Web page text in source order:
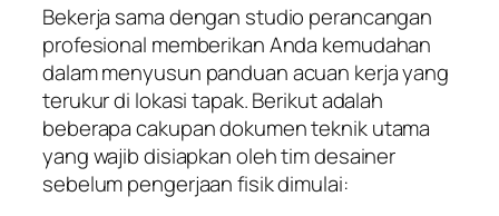
Bekerja sama dengan studio perancangan
profesional memberikan Anda kemudahan
dalam menyusun panduan acuan kerja yang
terukur di lokasi tapak. Berikut adalah
beberapa cakupan dokumen teknik utama
yang wajib disiapkan oleh tim desainer
sebelum pengerjaan fisik dimulai: